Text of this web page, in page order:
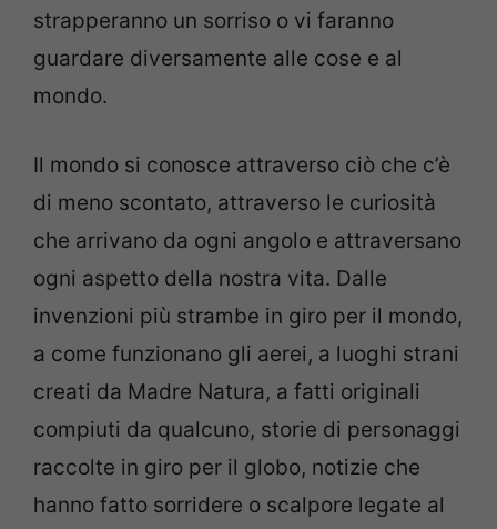
strapperanno un sorriso o vi faranno
guardare diversamente alle cose e al
mondo.
Il mondo si conosce attraverso ciò che c’è
di meno scontato, attraverso le curiosità
che arrivano da ogni angolo e attraversano
ogni aspetto della nostra vita. Dalle
invenzioni più strambe in giro per il mondo,
a come funzionano gli aerei, a luoghi strani
creati da Madre Natura, a fatti originali
compiuti da qualcuno, storie di personaggi
raccolte in giro per il globo, notizie che
hanno fatto sorridere o scalpore legate al